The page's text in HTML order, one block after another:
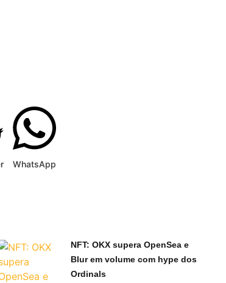
WhatsApp
NFT: OKX supera OpenSea e
Blur em volume com hype dos
Ordinals